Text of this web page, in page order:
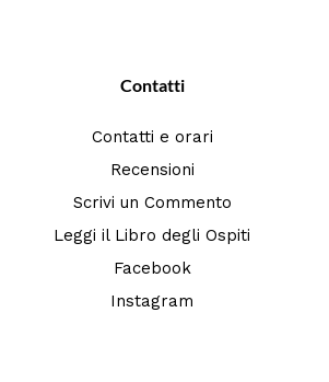
Contatti
Contatti e orari
Recensioni
Scrivi un Commento
Leggi il Libro degli Ospiti
Facebook
Instagram